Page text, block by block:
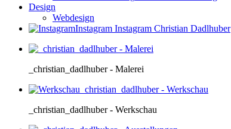
Design
Webdesign
Instagram Instagram Christian Dadlhuber
_christian_dadlhuber - Malerei
_christian_dadlhuber - Werkschau